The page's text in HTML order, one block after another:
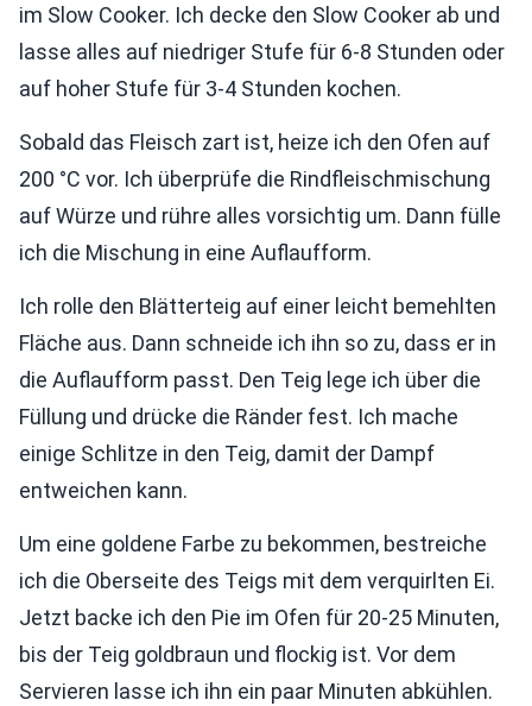
im Slow Cooker. Ich decke den Slow Cooker ab und
lasse alles auf niedriger Stufe für 6-8 Stunden oder
auf hoher Stufe für 3-4 Stunden kochen.
Sobald das Fleisch zart ist, heize ich den Ofen auf
200 °C vor. Ich überprüfe die Rindfleischmischung
auf Würze und rühre alles vorsichtig um. Dann fülle
ich die Mischung in eine Auflaufform.
Ich rolle den Blätterteig auf einer leicht bemehlten
Fläche aus. Dann schneide ich ihn so zu, dass er in
die Auflaufform passt. Den Teig lege ich über die
Füllung und drücke die Ränder fest. Ich mache
einige Schlitze in den Teig, damit der Dampf
entweichen kann.
Um eine goldene Farbe zu bekommen, bestreiche
ich die Oberseite des Teigs mit dem verquirlten Ei.
Jetzt backe ich den Pie im Ofen für 20-25 Minuten,
bis der Teig goldbraun und flockig ist. Vor dem
Servieren lasse ich ihn ein paar Minuten abkühlen.